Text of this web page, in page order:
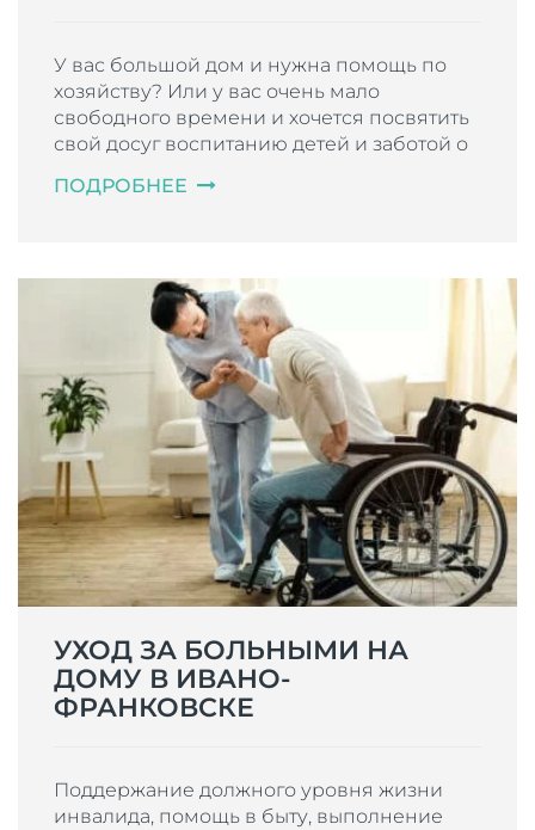
У вас большой дом и нужна помощь по
хозяйству? Или у вас очень мало
свободного времени и хочется посвятить
свой досуг воспитанию детей и заботой о
просто не любите делать г...
ПОДРОБНЕЕ
УХОД ЗА БОЛЬНЫМИ НА
ДОМУ В ИВАНО-
ФРАНКОВСКЕ
Поддержание должного уровня жизни
инвалида, помощь в быту, выполнение